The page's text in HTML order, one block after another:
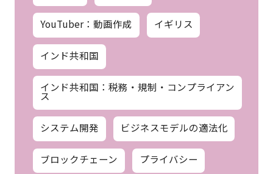
YouTuber：動画作成 イギリス
インド共和国
インド共和国：税務・規制・コンプライアン
ス
システム開発 ビジネスモデルの適法化
ブロックチェーン プライバシー